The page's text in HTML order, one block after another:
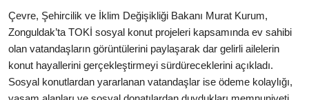
Valilikler
Gallery
Bakanlıklar
Çevre, Şehircilik ve İklim Değişikliği Bakanı Murat Kurum,
Zonguldak’ta TOKİ sosyal konut projeleri kapsamında ev sahibi
olan vatandaşların görüntülerini paylaşarak dar gelirli ailelerin
konut hayallerini gerçekleştirmeyi sürdüreceklerini açıkladı.
Sosyal konutlardan yararlanan vatandaşlar ise ödeme kolaylığı,